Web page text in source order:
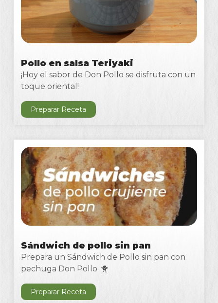
Pollo en salsa Teriyaki
¡Hoy el sabor de Don Pollo se disfruta con un
toque oriental!
Preparar Receta
Sándwich de pollo sin pan
Prepara un Sándwich de Pollo sin pan con
pechuga Don Pollo. 🐥
Preparar Receta